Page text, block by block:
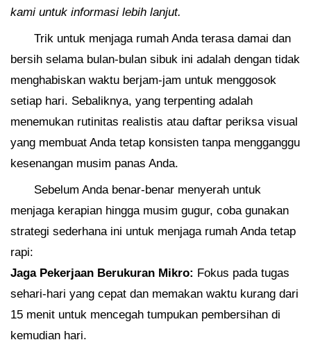
kami untuk informasi lebih lanjut.
Trik untuk menjaga rumah Anda terasa damai dan
bersih selama bulan-bulan sibuk ini adalah dengan tidak
menghabiskan waktu berjam-jam untuk menggosok
setiap hari. Sebaliknya, yang terpenting adalah
menemukan rutinitas realistis atau daftar periksa visual
yang membuat Anda tetap konsisten tanpa mengganggu
kesenangan musim panas Anda.
Sebelum Anda benar-benar menyerah untuk
menjaga kerapian hingga musim gugur, coba gunakan
strategi sederhana ini untuk menjaga rumah Anda tetap
rapi:
Jaga Pekerjaan Berukuran Mikro: Fokus pada tugas
sehari-hari yang cepat dan memakan waktu kurang dari
15 menit untuk mencegah tumpukan pembersihan di
kemudian hari.